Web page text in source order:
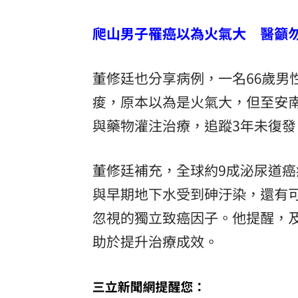
爬山男子罹癌以為火氣大 醫籲
董修廷也分享病例，一名66歲
痠，原本以為是火氣大，但至安
與藥物灌注治療，追蹤3年未復
董修廷補充，全球約9成泌尿道
與早期地下水受到砷汙染，還有
忽視的獨立致癌因子。他提醒，
助於提升治療成效。
三立新聞網提醒您：